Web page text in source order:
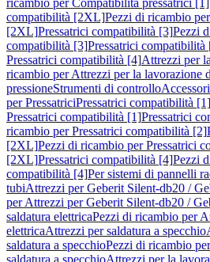
ricambio per Compatibilità pressatrici
compatibilità [2XL]Pezzi di ricambio
[2XL]Pressatrici compatibilità [3]Pezzi
compatibilità [3]Pressatrici compatibilità
Pressatrici compatibilità [4]Attrezzi per
ricambio per Attrezzi per la lavorazione
pressioneStrumenti di controlloAccessori
per PressatriciPressatrici compatibilità [1]
Pressatrici compatibilità [1]Pressatrici
ricambio per Pressatrici compatibilità [2]
[2XL]Pezzi di ricambio per Pressatrici
[2XL]Pressatrici compatibilità [4]Pezzi
compatibilità [4]Per sistemi di pannelli
tubiAttrezzi per Geberit Silent-db20 /
per Attrezzi per Geberit Silent-db20 /
saldatura elettricaPezzi di ricambio per
elettricaAttrezzi per saldatura a specchio
saldatura a specchioPezzi di ricambio
saldatura a specchioAttrezzi per la